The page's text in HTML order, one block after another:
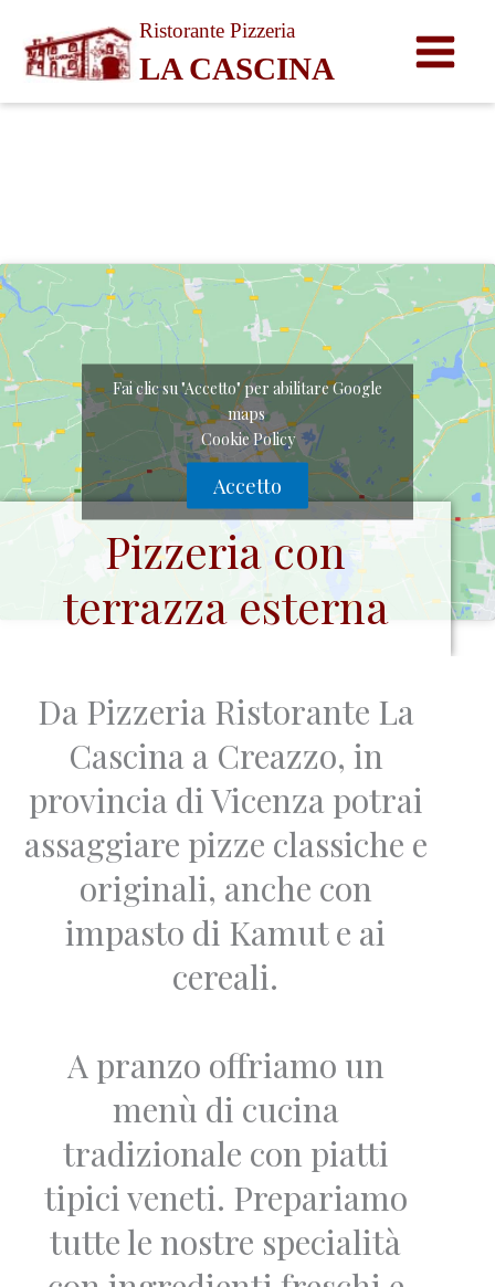
Ristorante Pizzeria
LA CASCINA
Fai clic su "Accetto" per abilitare Google
maps
Cookie Policy
Accetto
Pizzeria con
terrazza esterna
Da Pizzeria Ristorante La
Cascina a Creazzo, in
provincia di Vicenza potrai
assaggiare pizze classiche e
originali, anche con
impasto di Kamut e ai
cereali.
A pranzo offriamo un
menù di cucina
tradizionale con piatti
tipici veneti. Prepariamo
tutte le nostre specialità